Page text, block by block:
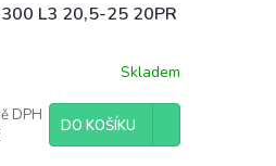
L3 20,5-25 20PR
Skladem
DPH
DO KOŠÍKU